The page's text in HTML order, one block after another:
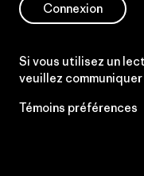
Connexion
Si vous utilisez un
veuillez communiquer
Témoins préférences